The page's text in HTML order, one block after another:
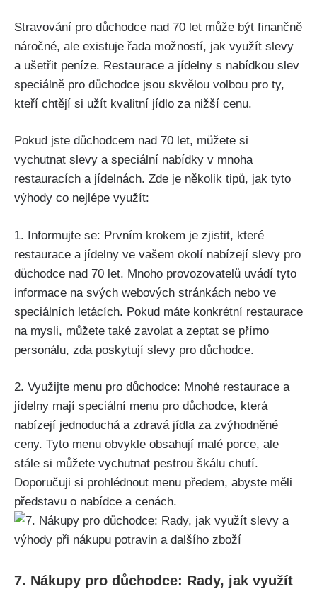
Stravování pro důchodce nad 70 let může být finančně
náročné, ale existuje řada možností, jak využít slevy
a ušetřit peníze. Restaurace a jídelny s nabídkou slev
speciálně pro důchodce jsou skvělou volbou pro ty,
kteří chtějí si užít kvalitní jídlo za nižší cenu.
Pokud jste důchodcem nad 70 let, můžete si
vychutnat slevy a speciální nabídky v mnoha
restauracích a jídelnách. Zde je několik tipů, jak tyto
výhody co nejlépe využít:
1. Informujte se: Prvním krokem je zjistit, které
restaurace a jídelny ve vašem okolí nabízejí slevy pro
důchodce nad 70 let. Mnoho provozovatelů uvádí tyto
informace na svých webových stránkách nebo ve
speciálních letácích. Pokud máte konkrétní restaurace
na mysli, můžete také zavolat a zeptat se přímo
personálu, zda poskytují slevy pro důchodce.
2. Využijte menu pro důchodce: Mnohé restaurace a
jídelny mají speciální menu pro důchodce, která
nabízejí jednoduchá a zdravá jídla za zvýhodněné
ceny. Tyto menu obvykle obsahují malé porce, ale
stále si můžete vychutnat pestrou škálu chutí.
Doporučuji si prohlédnout menu předem, abyste měli
představu o nabídce a cenách.
7. Nákupy pro důchodce: Rady, jak využít